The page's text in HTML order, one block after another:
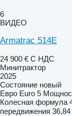
6
ВИДЕО
Armatrac 514E
24 900 € С НДС
Минитрактор
2025
Состояние новый
Евро Euro 5
Колесная формула
передвижения